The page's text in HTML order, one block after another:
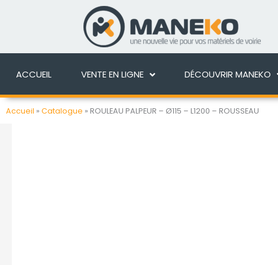
ACCUEIL VENTE EN LIGNE DÉCOUVRIR MANEKO
ACCUEIL VENTE EN LIGNE
Accueil » Catalogue » ROULEAU PALPEUR – Ø115 – L1200 – ROUSSEAU